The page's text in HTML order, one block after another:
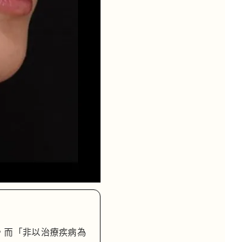
而「非以治療疾病為